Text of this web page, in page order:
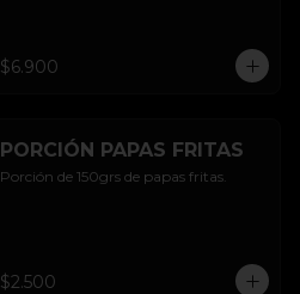
$6.900
PORCIÓN PAPAS FRITAS
Porción de 150grs de papas fritas.
$2.500